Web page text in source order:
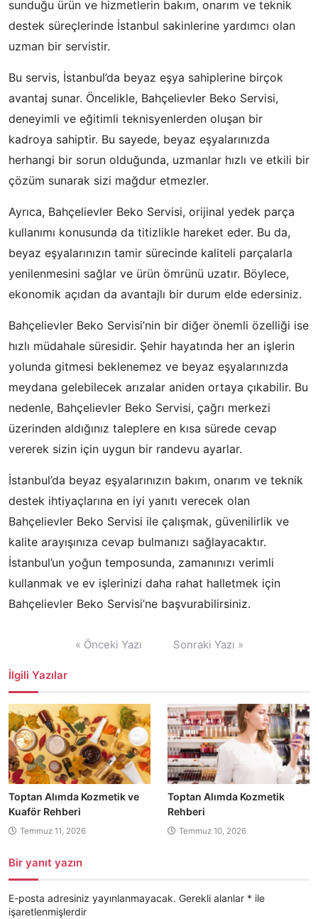
sunduğu ürün ve hizmetlerin bakım, onarım ve teknik
destek süreçlerinde İstanbul sakinlerine yardımcı olan
uzman bir servistir.
Bu servis, İstanbul’da beyaz eşya sahiplerine birçok
avantaj sunar. Öncelikle, Bahçelievler Beko Servisi,
deneyimli ve eğitimli teknisyenlerden oluşan bir
kadroya sahiptir. Bu sayede, beyaz eşyalarınızda
herhangi bir sorun olduğunda, uzmanlar hızlı ve etkili bir
çözüm sunarak sizi mağdur etmezler.
Ayrıca, Bahçelievler Beko Servisi, orijinal yedek parça
kullanımı konusunda da titizlikle hareket eder. Bu da,
beyaz eşyalarınızın tamir sürecinde kaliteli parçalarla
yenilenmesini sağlar ve ürün ömrünü uzatır. Böylece,
ekonomik açıdan da avantajlı bir durum elde edersiniz.
Bahçelievler Beko Servisi’nin bir diğer önemli özelliği ise
hızlı müdahale süresidir. Şehir hayatında her an işlerin
yolunda gitmesi beklenemez ve beyaz eşyalarınızda
meydana gelebilecek arızalar aniden ortaya çıkabilir. Bu
nedenle, Bahçelievler Beko Servisi, çağrı merkezi
üzerinden aldığınız taleplere en kısa sürede cevap
vererek sizin için uygun bir randevu ayarlar.
İstanbul’da beyaz eşyalarınızın bakım, onarım ve teknik
destek ihtiyaçlarına en iyi yanıtı verecek olan
Bahçelievler Beko Servisi ile çalışmak, güvenilirlik ve
kalite arayışınıza cevap bulmanızı sağlayacaktır.
İstanbul’un yoğun temposunda, zamanınızı verimli
kullanmak ve ev işlerinizi daha rahat halletmek için
Bahçelievler Beko Servisi’ne başvurabilirsiniz.
« Önceki Yazı Sonraki Yazı »
İlgili Yazılar
Toptan Alımda Kozmetik ve
Kuaför Rehberi
Temmuz 11, 2026
Toptan Alımda Kozmetik
Rehberi
Temmuz 10, 2026
Bir yanıt yazın
E-posta adresiniz yayınlanmayacak. Gerekli alanlar * ile
işaretlenmişlerdir